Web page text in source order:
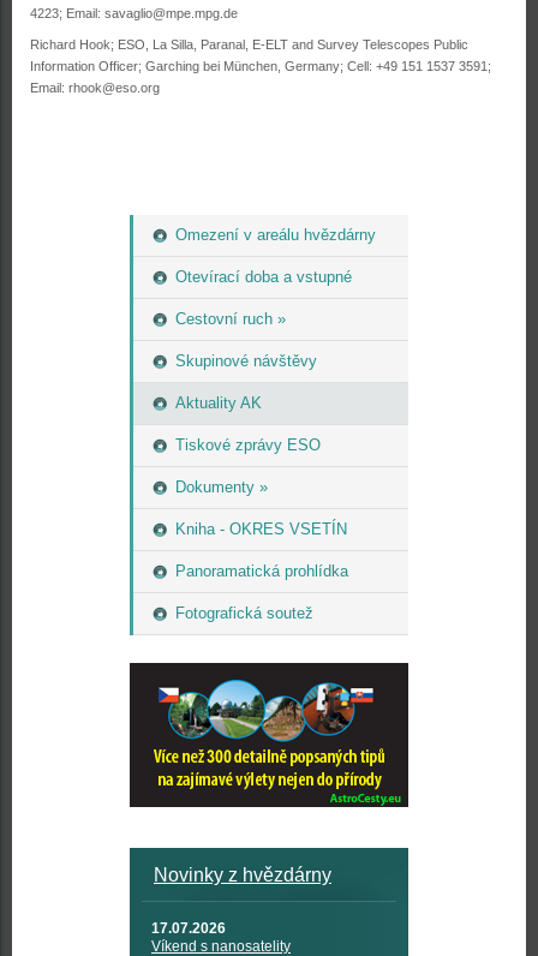
Omezení v areálu hvězdárny
Otevírací doba a vstupné
Cestovní ruch »
Skupinové návštěvy
Aktuality AK
Tiskové zprávy ESO
Dokumenty »
Kniha - OKRES VSETÍN
Panoramatická prohlídka
Fotografická soutež
Novinky z hvězdárny
17.07.2026
Víkend s nanosatelity
4223; Email: savaglio@mpe.mpg.de
Richard Hook; ESO, La Silla, Paranal, E-ELT and Survey Telescopes Public
Information Officer; Garching bei München, Germany; Cell: +49 151 1537 3591;
Email: rhook@eso.org